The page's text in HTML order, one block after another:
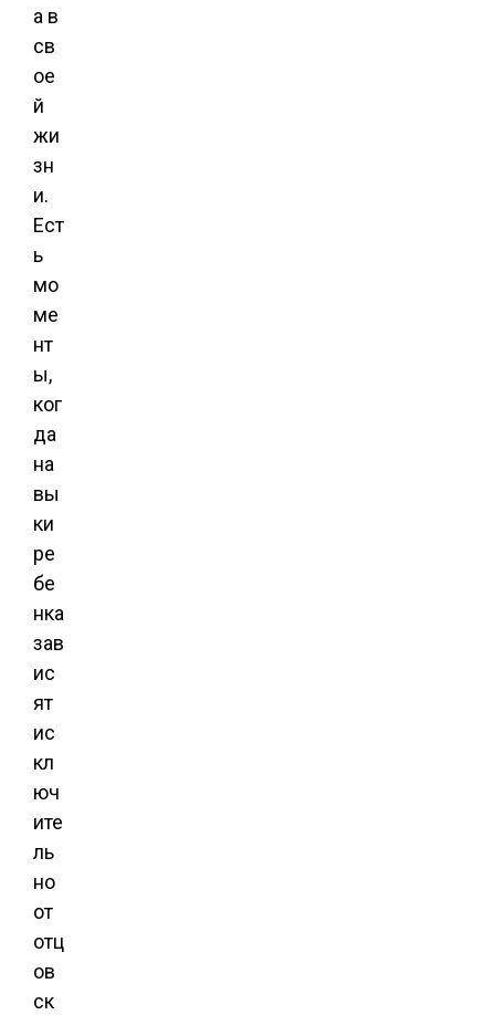
а в
св
ое
й
жи
зн
и.
Ест
ь
мо
ме
нт
ы,
ког
да
на
вы
ки
ре
бе
нка
зав
ис
ят
ис
кл
юч
ите
ль
но
от
отц
ов
ск